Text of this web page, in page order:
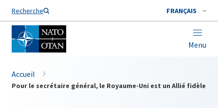
Recherche FRANÇAIS
Menu
Nom de famille*
Accueil
Pour le secrétaire général, le Royaume-Uni est un Allié fidèle